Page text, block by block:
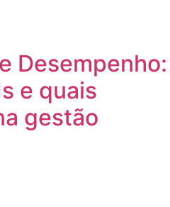
Desempenho:
e quais
gestão